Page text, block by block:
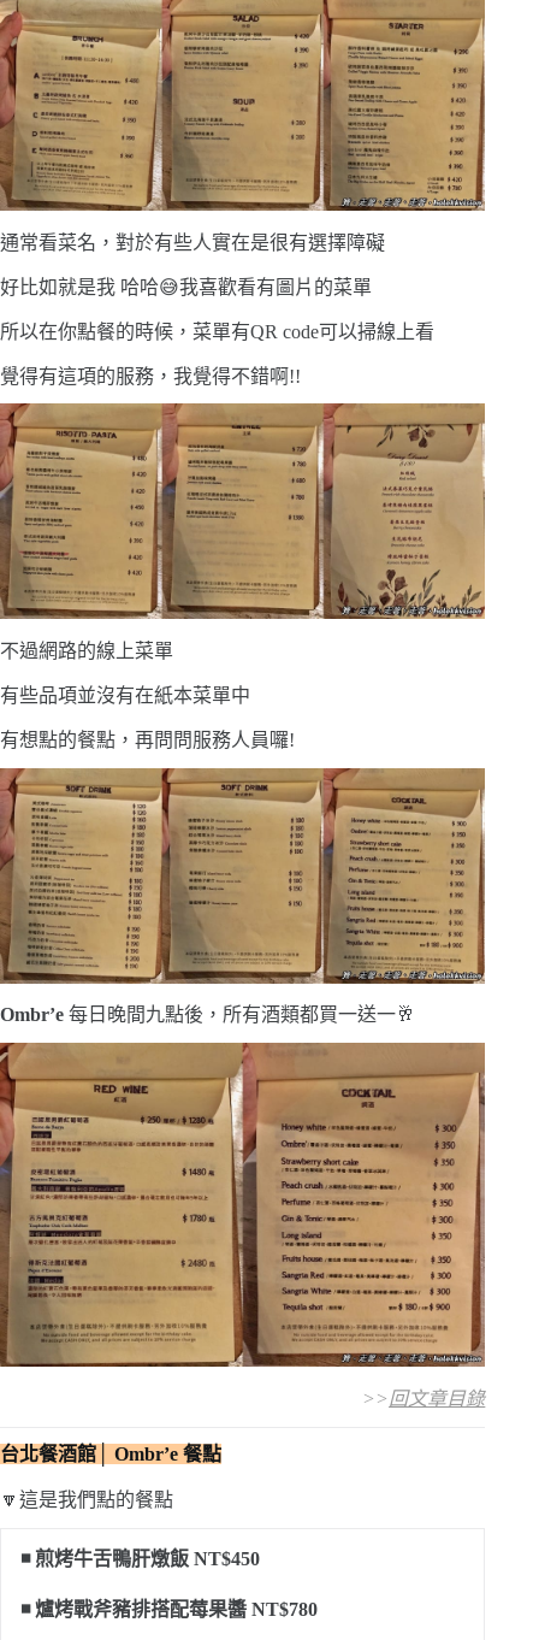
通常看菜名，對於有些人實在是很有選擇障礙
好比如就是我 哈哈😅我喜歡看有圖片的菜單
所以在你點餐的時候，菜單有QR code可以掃線上看
覺得有這項的服務，我覺得不錯啊!!
不過網路的線上菜單
有些品項並沒有在紙本菜單中
有想點的餐點，再問問服務人員囉!
Ombr’e 每日晚間九點後，所有酒類都買一送一🥂
>>回文章目錄
台北餐酒館│ Ombr’e 餐點
🔽這是我們點的餐點
◾ 煎烤牛舌鴨肝燉飯 NT$450
◾ 爐烤戰斧豬排搭配莓果醬 NT$780